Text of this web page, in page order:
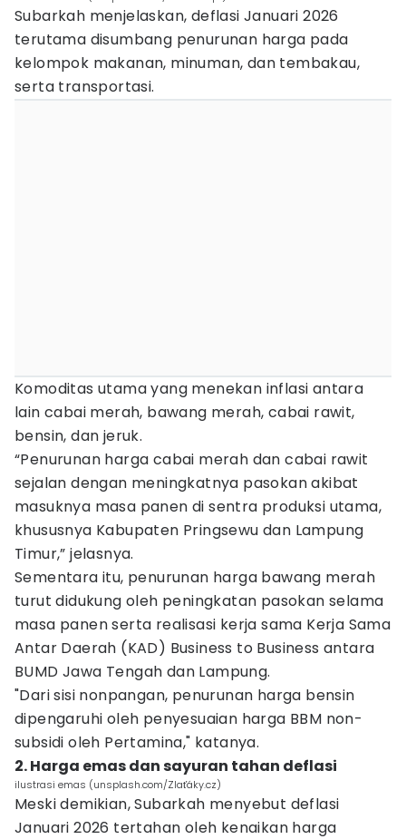
Subarkah menjelaskan, deflasi Januari 2026
terutama disumbang penurunan harga pada
kelompok makanan, minuman, dan tembakau,
serta transportasi.
Komoditas utama yang menekan inflasi antara
lain cabai merah, bawang merah, cabai rawit,
bensin, dan jeruk.
“Penurunan harga cabai merah dan cabai rawit
sejalan dengan meningkatnya pasokan akibat
masuknya masa panen di sentra produksi utama,
khususnya Kabupaten Pringsewu dan Lampung
Timur,” jelasnya.
Sementara itu, penurunan harga bawang merah
turut didukung oleh peningkatan pasokan selama
masa panen serta realisasi kerja sama Kerja Sama
Antar Daerah (KAD) Business to Business antara
BUMD Jawa Tengah dan Lampung.
"Dari sisi nonpangan, penurunan harga bensin
dipengaruhi oleh penyesuaian harga BBM non-
subsidi oleh Pertamina," katanya.
2. Harga emas dan sayuran tahan deflasi
ilustrasi emas (unsplash.com/Zlaťáky.cz)
Meski demikian, Subarkah menyebut deflasi
Januari 2026 tertahan oleh kenaikan harga